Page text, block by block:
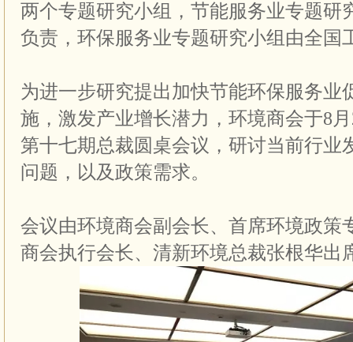
两个专题研究小组，节能服务业专题研
负责，环保服务业专题研究小组由全国
为进一步研究提出加快节能环保服务业
施，激发产业增长潜力，环境商会于8
第十七期总裁圆桌会议，研讨当前行业
问题，以及政策需求。
会议由环境商会副会长、首席环境政策
商会执行会长、清新环境总裁张根华出